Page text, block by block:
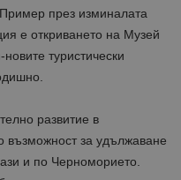
Пример през изминалата
е откриването на Музей
туристически
развитие в
възможност за удължаване
и по Черноморието.